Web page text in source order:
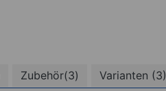
Zubehör(3) Varianten (3)